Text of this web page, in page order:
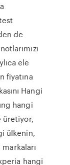
de
ele
fiyatına
Hangi
hangi
üretiyor,
ülkenin,
hangi